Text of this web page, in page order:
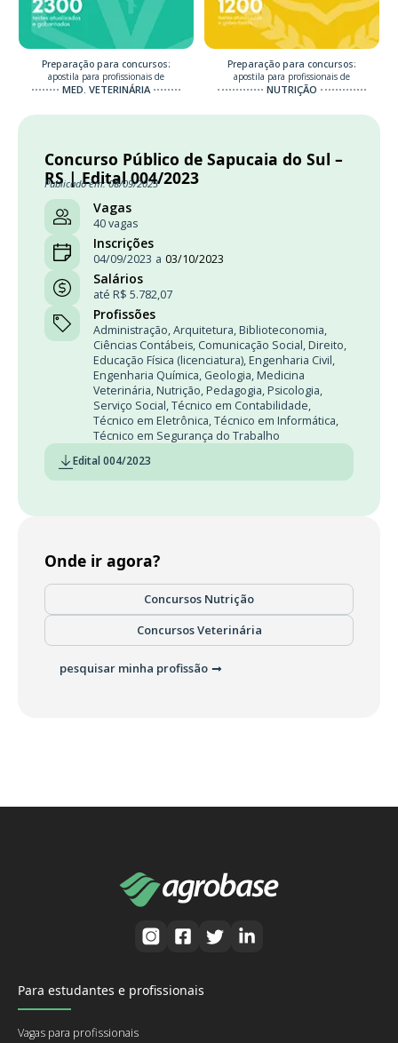
Preparação para concursos:
apostila para profissionais de
MED. VETERINÁRIA
Preparação para concursos:
apostila para profissionais de
NUTRIÇÃO
Concurso Público de Sapucaia do Sul –
RS | Edital 004/2023
Publicado em: 08/09/2023
Vagas
40 vagas
Inscrições
04/09/2023 a 03/10/2023
Salários
até R$ 5.782,07
Profissões
Administração,Arquitetura, Biblioteconomia,
Ciências Contábeis, Comunicação Social, Direito,
Educação Física (licenciatura), Engenharia Civil,
Engenharia Química, Geologia, Medicina
Veterinária, Nutrição, Pedagogia, Psicologia,
Serviço Social,Técnico em Contabilidade,
Técnico em Eletrônica,Técnico em Informática,
Técnico em Segurança do Trabalho
Edital 004/2023
Onde ir agora?
Concursos Nutrição
Concursos Veterinária
pesquisar minha profissão
Para estudantes e profissionais
Vagas para profissionais